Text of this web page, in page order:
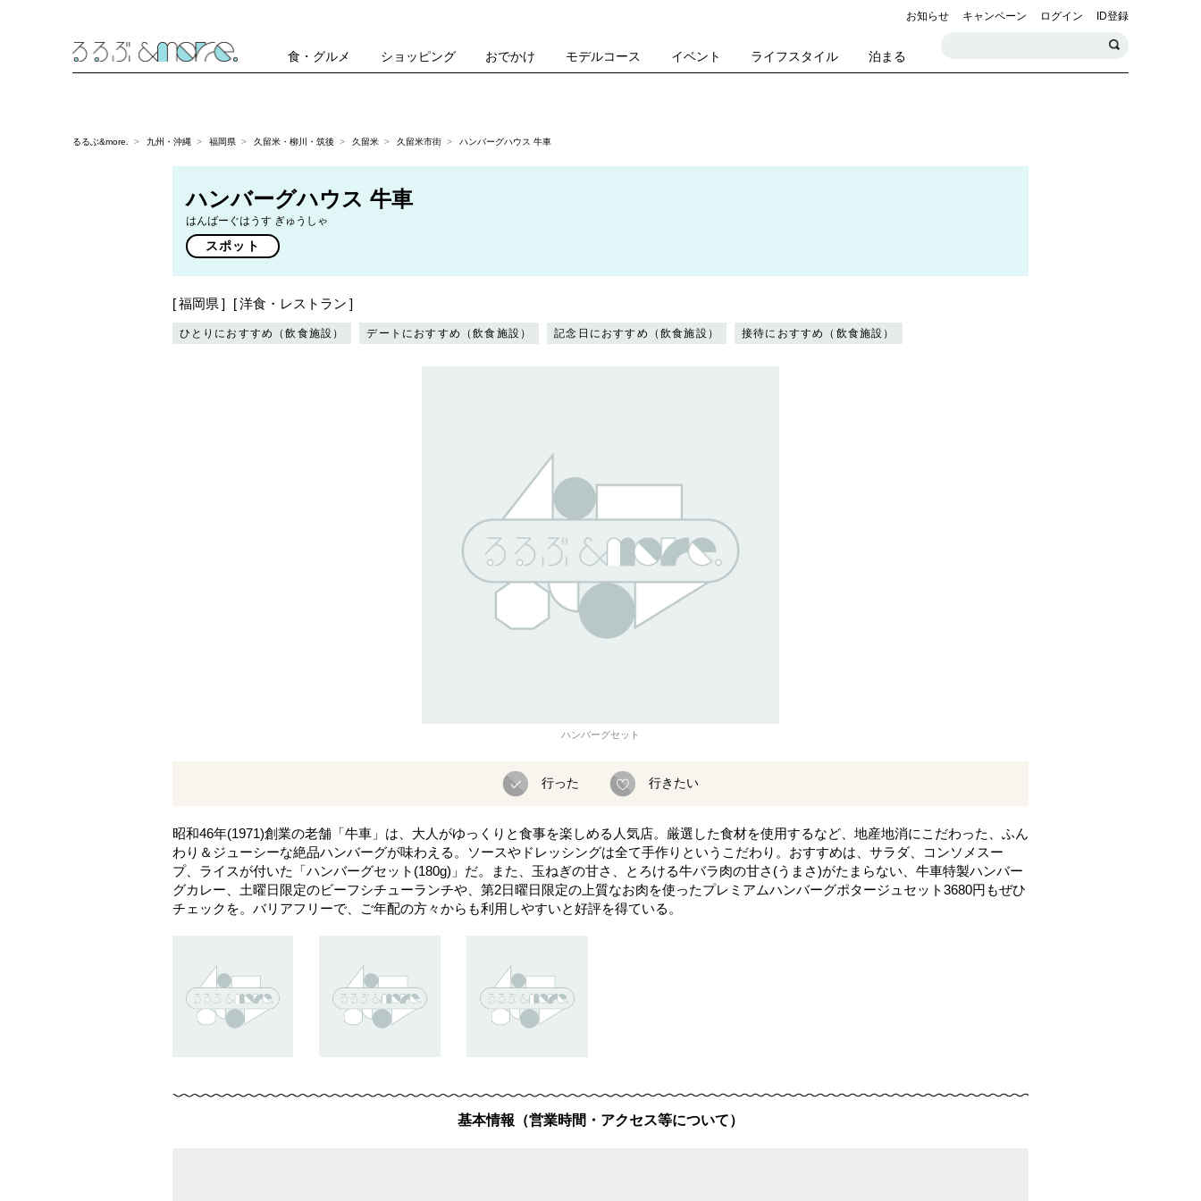
お知らせ キャンペーン ログイン ID登録
食・グルメ ショッピング おでかけ モデルコース イベント ライフスタイル 泊まる
るるぶ&more. 九州・沖縄 福岡県 久留米・柳川・筑後 久留米 久留米市街 ハンバーグハウス 牛車
ハンバーグハウス 牛車
はんばーぐはうす ぎゅうしゃ
スポット
福岡県 洋食・レストラン
ひとりにおすすめ（飲食施設） デートにおすすめ（飲食施設） 記念日におすすめ（飲食施設） 接待におすすめ（飲食施設）
ハンバーグセット
行った 行きたい
昭和46年(1971)創業の老舗「牛車」は、大人がゆっくりと食事を楽しめる人気店。厳選した食材を使用するなど、地産地消にこだわった、ふん
わり＆ジューシーな絶品ハンバーグが味わえる。ソースやドレッシングは全て手作りというこだわり。おすすめは、サラダ、コンソメスー
プ、ライスが付いた「ハンバーグセット(180g)」だ。また、玉ねぎの甘さ、とろける牛バラ肉の甘さ(うまさ)がたまらない、牛車特製ハンバー
グカレー、土曜日限定のビーフシチューランチや、第2日曜日限定の上質なお肉を使ったプレミアムハンバーグポタージュセット3680円もぜひ
チェックを。バリアフリーで、ご年配の方々からも利用しやすいと好評を得ている。
基本情報（営業時間・アクセス等について）